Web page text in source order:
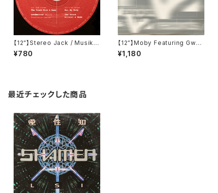
【12”】Stereo Jack / Musik A
us Dem Nebenraum E.P. (R
aw Elements) (Raw 611)
¥780
【12”】Moby Featuring Gwen
Stefani / South Side (V2)
(63881-27676-1)
¥1,180
最近チェックした商品